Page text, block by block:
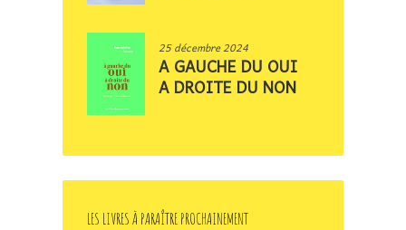
25 décembre 2024
A GAUCHE DU OUI
A DROITE DU NON
LES LIVRES À PARAÎTRE PROCHAINEMENT